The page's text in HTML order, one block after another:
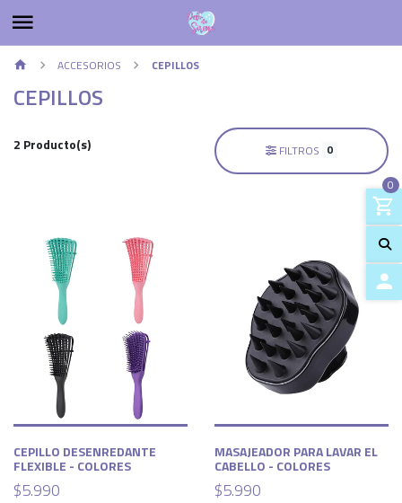
0
ACCESORIOS CEPILLOS
CEPILLOS
2 Producto(s) FILTROS 0
CEPILLO DESENREDANTE
FLEXIBLE - COLORES
$5.990
MASAJEADOR PARA LAVAR EL
CABELLO - COLORES
$5.990